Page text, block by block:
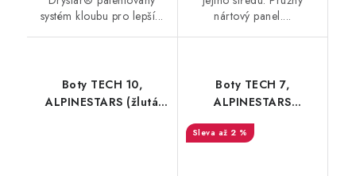
systém kloubu pro lepší...
nártový panel....
Boty TECH 10,
ALPINESTARS (žlutá
Boty TECH 7,
ALPINESTARS
(červená) 2026
až 2 %